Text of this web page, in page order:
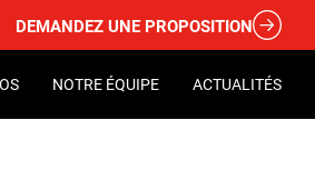
DEMANDEZ UNE PROPOSITION
NOTRE ÉQUIPE ACTUALITÉS